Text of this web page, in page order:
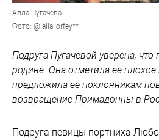
Алла Пугачева
Фото: @ialla_orfey**
Подруга Пугачевой уверена, что
родине. Она отметила ее плохое
предложила ее поклонникам
возвращение Примадонны в
Подруга певицы портниха